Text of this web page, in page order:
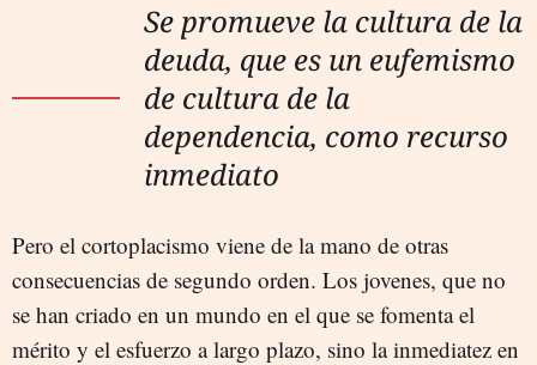
Se promueve la cultura de la
deuda, que es un eufemismo
de cultura de la
dependencia, como recurso
inmediato
Pero el cortoplacismo viene de la mano de otras
consecuencias de segundo orden. Los jovenes, que no
se han criado en un mundo en el que se fomenta el
mérito y el esfuerzo a largo plazo, sino la inmediatez en